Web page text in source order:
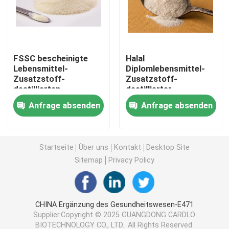
Emulsionsmittel der Nahrunge471
Nahrungsmittelgrademulsionsmittel
Naturkost-Emulsionsmittel
Mono und Diglyceride
Glyzerin-Monostearat
Kuchen-Verbesserer-Emulsionsmittel
FSSC bescheinigte
Lebensmittel-
Zusatzstoff-
destillierten
Monoglyzerid-nicht
Molkereirahmtopf-
Bestandteil
Anfrage absenden
Halal
Diplomlebensmittel-
Zusatzstoff-
destillierter
Monoglyzerid-
Kaffeeweißer-
Bestandteil
Anfrage absenden
Startseite Über uns Kontakt
Desktop Site
Sitemap
Privacy Policy
CHINA Ergänzung des Gesundheitswesen-E471
Supplier.Copyright © 2025 GUANGDONG CARDLO
BIOTECHNOLOGY CO., LTD.. All Rights Reserved.